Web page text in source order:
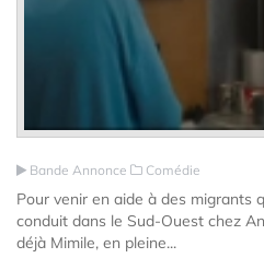
Bande Annonce Comédie
Pour venir en aide à des migrants
conduit dans le Sud-Ouest chez
déjà Mimile, en pleine...